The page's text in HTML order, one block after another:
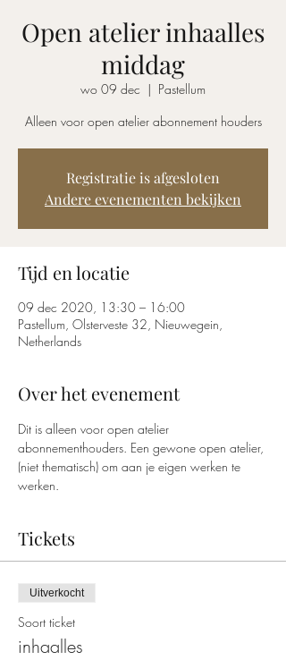
Open atelier inhaalles
middag
wo 09 dec
  |
Pastellum
Alleen voor open atelier abonnement houders
Registratie is afgesloten
Andere evenementen bekijken
Tijd en locatie
09 dec 2020, 13:30 – 16:00
Pastellum, Olsterveste 32, Nieuwegein,
Netherlands
Over het evenement
Dit is alleen voor open atelier
abonnementhouders. Een gewone open atelier,
(niet thematisch) om aan je eigen werken te
werken.
Tickets
Uitverkocht
Soort ticket
inhaalles